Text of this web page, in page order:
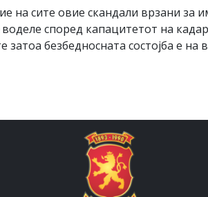
на сите овие скандали врзани
според капацитетот на
безбедносната состојба е